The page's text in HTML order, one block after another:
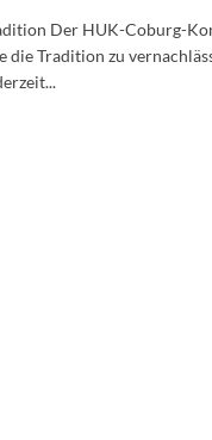
Der HUK-Coburg-
Tradition zu